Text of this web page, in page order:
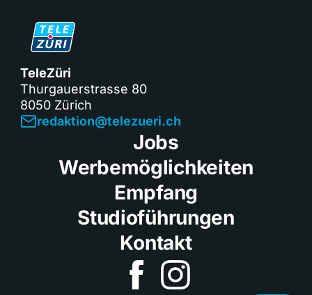
TeleZüri
Thurgauerstrasse 80
8050 Zürich
redaktion@telezueri.ch
Jobs
Werbemöglichkeiten
Empfang
Studioführungen
Kontakt